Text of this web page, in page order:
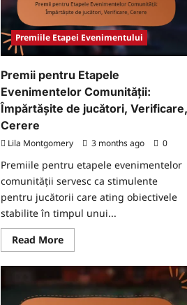
Premiile Etapei Evenimentului
Premii pentru Etapele
Evenimentelor Comunității:
Împărtășite de jucători, Verificare,
Cerere
Lila Montgomery 3 months ago 0
Premiile pentru etapele evenimentelor
comunității servesc ca stimulente
pentru jucătorii care ating obiectivele
stabilite în timpul unui...
Read MoreRead
more
Premii
pentru
Etapele
Evenimentelor